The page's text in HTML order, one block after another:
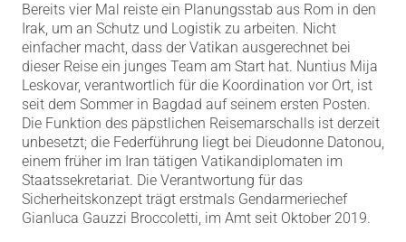
Bereits vier Mal reiste ein Planungsstab aus Rom in den
Irak, um an Schutz und Logistik zu arbeiten. Nicht
einfacher macht, dass der Vatikan ausgerechnet bei
dieser Reise ein junges Team am Start hat. Nuntius Mija
Leskovar, verantwortlich für die Koordination vor Ort, ist
seit dem Sommer in Bagdad auf seinem ersten Posten.
Die Funktion des päpstlichen Reisemarschalls ist derzeit
unbesetzt; die Federführung liegt bei Dieudonne Datonou,
einem früher im Iran tätigen Vatikandiplomaten im
Staatssekretariat. Die Verantwortung für das
Sicherheitskonzept trägt erstmals Gendarmeriechef
Gianluca Gauzzi Broccoletti, im Amt seit Oktober 2019.